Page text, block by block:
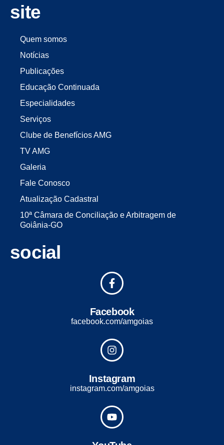
site
Quem somos
Notícias
Publicações
Educação Continuada
Especialidades
Serviços
Clube de Benefícios AMG
TV AMG
Galeria
Fale Conosco
Atualização Cadastral
10ª Câmara de Conciliação e Arbitragem de
Goiânia-GO
social
Facebook
facebook.com/amgoias
Instagram
instagram.com/amgoias